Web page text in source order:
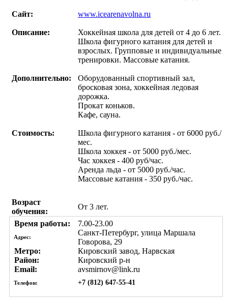
Сайт: www.icearenavolna.ru
Описание:
Хоккейная школа для детей от 4 до 6 лет.
Школа фигурного катания для детей и
взрослых. Групповые и индивидуальные
тренировки. Массовые катания.
Дополнительно:
Оборудованный спортивный зал,
бросковая зона, хоккейная ледовая
дорожка.
Прокат коньков.
Кафе, сауна.
Стоимость:
Школа фигурного катания - от 6000 руб./
мес.
Школа хоккея - от 5000 руб./мес.
Час хоккея - 400 руб/час.
Аренда льда - от 5000 руб./час.
Массовые катания - 350 руб./час.
Возраст
обучения:
От 3 лет.
Время работы:
7.00-23.00
Адрес:
Санкт-Петербург, улица Маршала
Говорова, 29
Метро:
Кировский завод, Нарвская
Район:
Кировский р-н
Email:
avsmirnov@link.ru
Телефон: +7 (812) 647-55-41